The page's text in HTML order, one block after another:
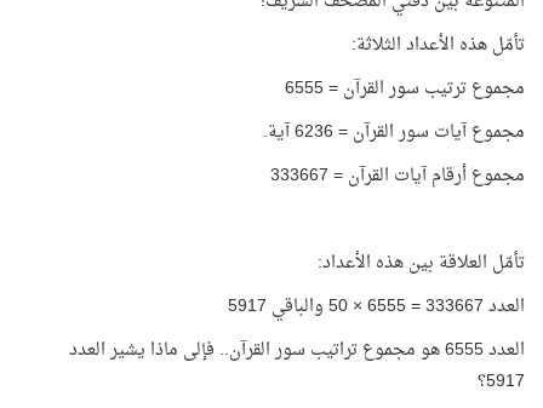
تأمّل هذه الأعداد الثلاثة:
مجموع ترتيب سور القرآن = 6555
مجموع آيات سور القرآن = 6236 آية.
مجموع أرقام آيات القرآن = 333667
تأمّل العلاقة بين هذه الأعداد:
العدد 333667 = 6555 × 50 والباقي 5917
العدد 6555 هو مجموع تراتيب سور القرآن.. فإلى ماذا يشير العدد
5917؟